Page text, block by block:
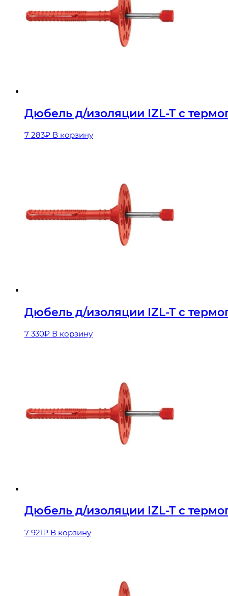
Дюбель д/изоляции IZL-T с
7 283₽ В корзину
Дюбель д/изоляции IZL-T с
7 330₽ В корзину
Дюбель д/изоляции IZL-T с
7 921₽ В корзину